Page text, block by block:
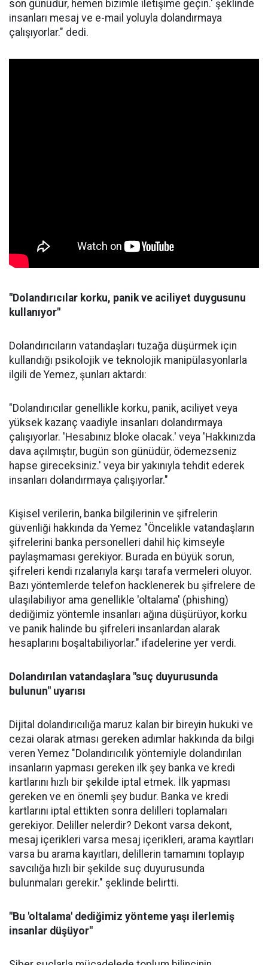
son günüdür, hemen bizimle iletişime geçin.' şeklinde
insanları mesaj ve e-mail yoluyla dolandırmaya
çalışıyorlar." dedi.
"Dolandırıcılar korku, panik ve aciliyet duygusunu
kullanıyor"
Dolandırıcıların vatandaşları tuzağa düşürmek için
kullandığı psikolojik ve teknolojik manipülasyonlarla
ilgili de Yemez, şunları aktardı:
"Dolandırıcılar genellikle korku, panik, aciliyet veya
yüksek kazanç vaadiyle insanları dolandırmaya
çalışıyorlar. 'Hesabınız bloke olacak.' veya 'Hakkınızda
dava açılmıştır, bugün son günüdür, ödemezseniz
hapse gireceksiniz.' veya bir yakınıyla tehdit ederek
insanları dolandırmaya çalışıyorlar."
Kişisel verilerin, banka bilgilerinin ve şifrelerin
güvenliği hakkında da Yemez "Öncelikle vatandaşların
şifrelerini banka personelleri dahil hiç kimseyle
paylaşmaması gerekiyor. Burada en büyük sorun,
şifreleri kendi rızalarıyla karşı tarafa vermeleri oluyor.
Bazı yöntemlerde telefon hacklenerek bu şifrelere de
ulaşılabiliyor ama genellikle 'oltalama' (phishing)
dediğimiz yöntemle insanları ağına düşürüyor, korku
ve panik halinde bu şifreleri insanlardan alarak
hesaplarını boşaltabiliyorlar." ifadelerine yer verdi.
Dolandırılan vatandaşlara "suç duyurusunda
bulunun" uyarısı
Dijital dolandırıcılığa maruz kalan bir bireyin hukuki ve
cezai olarak atması gereken adımlar hakkında da bilgi
veren Yemez "Dolandırıcılık yöntemiyle dolandırılan
insanların yapması gereken ilk şey banka ve kredi
kartlarını hızlı bir şekilde iptal etmek. İlk yapması
gereken ve en önemli şey budur. Banka ve kredi
kartlarını iptal ettikten sonra delilleri toplamaları
gerekiyor. Deliller nelerdir? Dekont varsa dekont,
mesaj içerikleri varsa mesaj içerikleri, arama kayıtları
varsa bu arama kayıtları, delillerin tamamını toplayıp
savcılığa hızlı bir şekilde suç duyurusunda
bulunmaları gerekir." şeklinde belirtti.
"Bu 'oltalama' dediğimiz yönteme yaşı ilerlemiş
insanlar düşüyor"